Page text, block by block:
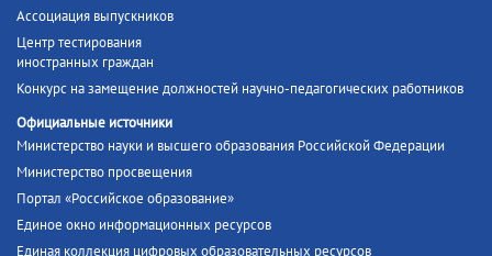
Ассоциация выпускников
Центр тестирования
иностранных граждан
Конкурс на замещение должностей научно-педагогических работников
Официальные источники
Министерство науки и высшего образования Российской Федерации
Министерство просвещения
Портал «Российское образование»
Единое окно информационных ресурсов
Единая коллекция цифровых образовательных ресурсов